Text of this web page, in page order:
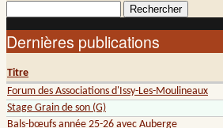
Formulaire de recherche
Dernières publications
Titre
Forum des Associations d'Issy-Les-Moulineaux
Stage Grain de son (G)
Bals-bœufs année 25-26 avec Auberge